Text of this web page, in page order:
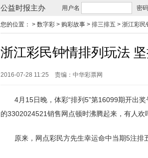
公益时报主办 用户名 密码
您的位置： > 数字彩 > 购彩故事 > 排三排五 > 浙江彩民
浙江彩民钟情排列玩法
2016-07-28 11:25 责编：中华彩票网
4月15日晚，体彩“排列5”第16099期开出奖
的3302024521销售网点顿时沸腾起来，有人欢
原来，网点彩民方先生幸运命中当期5注排